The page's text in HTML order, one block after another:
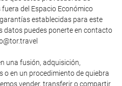
del Espacio Económico
establecidas para este
puedes ponerte en contacto
una fusión, adquisición,
o en un procedimiento de quiebra
vender, transferir o compartir